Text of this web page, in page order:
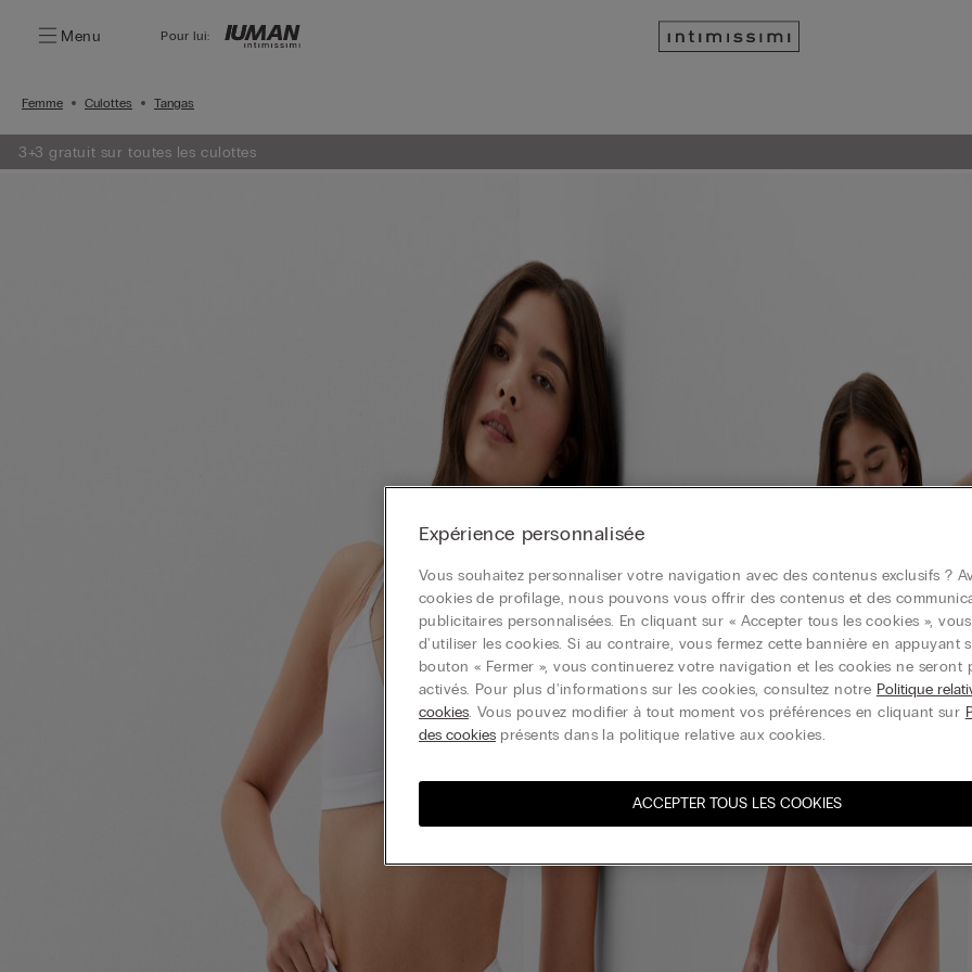
Menu Pour lui:
Femme Culottes Tangas
3+3 gratuit sur toutes les culottes
Expérience personnalisée
Vous souhaitez personnaliser votre navigation avec des contenus exclusifs ?
cookies de profilage, nous pouvons vous offrir des contenus et des
publicitaires personnalisées. En cliquant sur « Accepter tous les cookies »,
d'utiliser les cookies. Si au contraire, vous fermez cette bannière en appuyant
bouton « Fermer », vous continuerez votre navigation et les cookies ne seront
activés. Pour plus d'informations sur les cookies, consultez notre Politique
cookies. Vous pouvez modifier à tout moment vos préférences en cliquant sur
des cookies présents dans la politique relative aux cookies.
ACCEPTER TOUS LES COOKIES